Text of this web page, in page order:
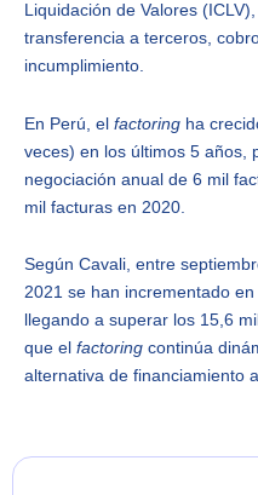
Liquidación de Valores
transferencia a terceros,
incumplimiento.
En Perú, el factoring ha
veces) en los últimos 5 años,
negociación anual de 6 mil
mil facturas en 2020.
Según Cavali, entre
2021 se han incrementado
llegando a superar los 15,6
que el factoring continúa
alternativa de financiamiento